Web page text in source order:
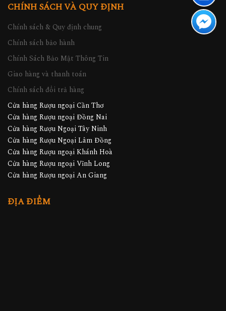
CHÍNH SÁCH VÀ QUY ĐỊNH
Chính sách & Quy định chung
Chính sách bảo hành
Chính Sách Bảo Mật Thông Tin
Giao hàng và thanh toán
Chính sách đổi trả hàng
Cửa hàng Rượu ngoại Cần Thơ
Cửa hàng Rượu ngoại Đồng Nai
Cửa hàng Rượu Ngoại Tây Ninh
Cửa hàng Rượu Ngoại Lâm Đồng
Cửa hàng Rượu ngoại Khánh Hoà
Cửa hàng Rượu ngoại Vĩnh Long
Cửa hàng Rượu ngoại An Giang
ĐỊA ĐIỂM